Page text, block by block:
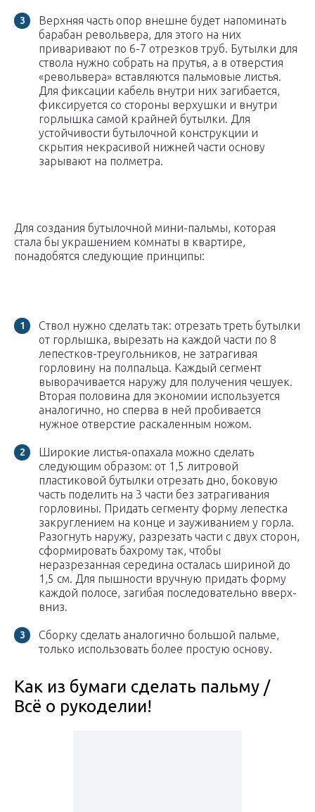
Верхняя часть опор внешне будет напоминать
барабан револьвера, для этого на них
приваривают по 6-7 отрезков труб. Бутылки для
ствола нужно собрать на прутья, а в отверстия
«револьвера» вставляются пальмовые листья.
Для фиксации кабель внутри них загибается,
фиксируется со стороны верхушки и внутри
горлышка самой крайней бутылки. Для
устойчивости бутылочной конструкции и
скрытия некрасивой нижней части основу
зарывают на полметра.
Для создания бутылочной мини-пальмы, которая
стала бы украшением комнаты в квартире,
понадобятся следующие принципы:
Ствол нужно сделать так: отрезать треть бутылки
от горлышка, вырезать на каждой части по 8
лепестков-треугольников, не затрагивая
горловину на полпальца. Каждый сегмент
выворачивается наружу для получения чешуек.
Вторая половина для экономии используется
аналогично, но сперва в ней пробивается
нужное отверстие раскаленным ножом.
Широкие листья-опахала можно сделать
следующим образом: от 1,5 литровой
пластиковой бутылки отрезать дно, боковую
часть поделить на 3 части без затрагивания
горловины. Придать сегменту форму лепестка
закруглением на конце и зауживанием у горла.
Разогнуть наружу, разрезать части с двух сторон,
сформировать бахрому так, чтобы
неразрезанная середина осталась шириной до
1,5 см. Для пышности вручную придать форму
каждой полосе, загибая последовательно вверх-
вниз.
Сборку сделать аналогично большой пальме,
только использовать более простую основу.
Как из бумаги сделать пальму /
Всё о рукоделии!